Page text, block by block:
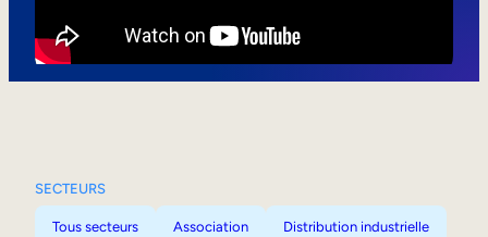
SECTEURS
Tous secteurs Association Distribution industrielle